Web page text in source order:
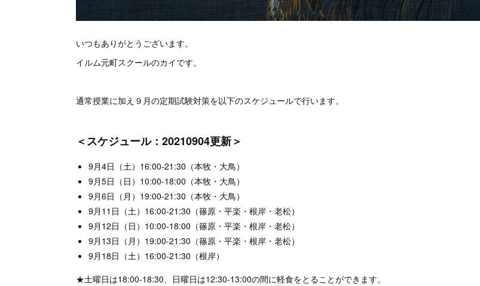
いつもありがとうございます。
イルム元町スクールのカイです。
通常授業に加え９月の定期試験対策を以下のスケジュールで行います。
＜スケジュール：20210904更新＞
9月4日（土）16:00-21:30（本牧・大鳥）
9月5日（日）10:00-18:00（本牧・大鳥）
9月6日（月）19:00-21:30（本牧・大鳥）
9月11日（土）16:00-21:30（篠原・平楽・根岸・老松）
9月12日（日）10:00-18:00（篠原・平楽・根岸・老松）
9月13日（月）19:00-21:30（篠原・平楽・根岸・老松）
9月18日（土）16:00-21:30（根岸）
★土曜日は18:00-18:30、日曜日は12:30-13:00の間に軽食をとることができます。